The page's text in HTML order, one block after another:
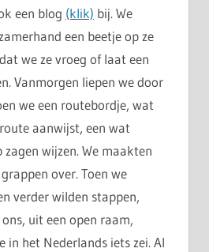
een blog (klik) bij. We
een beetje op ze
we ze vroeg of laat een
Vanmorgen liepen we door
we een routebordje, wat
aanwijst, een wat
wijzen. We maakten
over. Toen we
verder wilden stappen,
uit een open raam,
in het Nederlands iets zei. Al